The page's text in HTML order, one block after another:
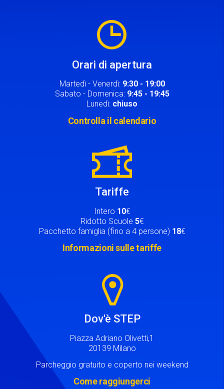
Orari di apertura
Martedì - Venerdì: 9:30 - 19:00
Sabato - Domenica: 9:45 - 19:45
Lunedì: chiuso
Controlla il calendario
Tariffe
Intero 10€
Ridotto Scuole 5€
Pacchetto famiglia (fino a 4 persone) 18€
Informazioni sulle tariffe
Dov'è STEP
Piazza Adriano Olivetti,1
20139 Milano
Parcheggio gratuito e coperto nei weekend
Come raggiungerci